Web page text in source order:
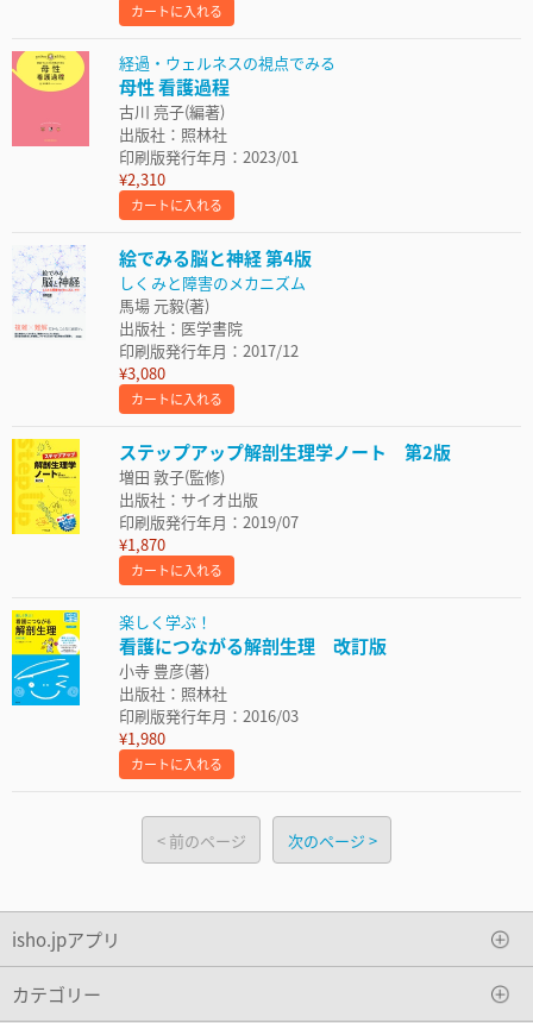
カートに入れる
経過・ウェルネスの視点でみる
母性 看護過程
古川 亮子(編著)
出版社：照林社
印刷版発行年月：2023/01
¥2,310
カートに入れる
絵でみる脳と神経 第4版
しくみと障害のメカニズム
馬場 元毅(著)
出版社：医学書院
印刷版発行年月：2017/12
¥3,080
カートに入れる
ステップアップ解剖生理学ノート 第2版
増田 敦子(監修)
出版社：サイオ出版
印刷版発行年月：2019/07
¥1,870
カートに入れる
楽しく学ぶ！
看護につながる解剖生理 改訂版
小寺 豊彦(著)
出版社：照林社
印刷版発行年月：2016/03
¥1,980
カートに入れる
前のページ 次のページ
isho.jpアプリ
カテゴリー